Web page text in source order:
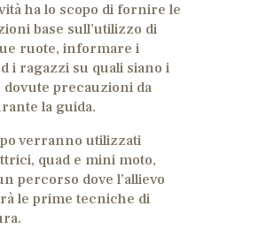
ha lo scopo di fornire le
base sull’utilizzo di
ruote, informare i
i ragazzi su quali siano i
dovute precauzioni da
la guida.
verranno utilizzati
quad e mini moto,
percorso dove l’allievo
le prime tecniche di